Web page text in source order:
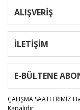
ALIŞVERİŞ
İLETİŞİM
E-BÜLTENE
ÇALIŞMA SAATLERİMİZ
Kapalıdır